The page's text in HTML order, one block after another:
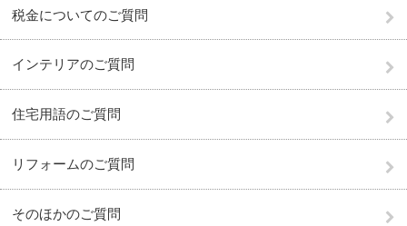
税金についてのご質問
インテリアのご質問
住宅用語のご質問
リフォームのご質問
そのほかのご質問